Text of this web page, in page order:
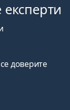
доверите